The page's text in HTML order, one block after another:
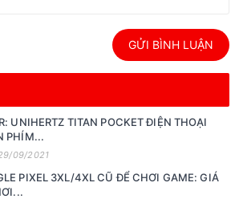
GỬI BÌNH LUẬN
UNIHERTZ TITAN POCKET ĐIỆN THOẠI
PHÍM...
09/2021
PIXEL 3XL/4XL CŨ ĐỂ CHƠI GAME: GIÁ